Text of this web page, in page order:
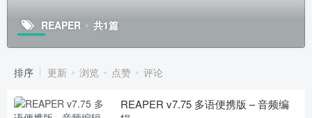
REAPER 共1篇
排序 更新 浏览 点赞 评论
REAPER v7.75 多语便携版 – 音频编